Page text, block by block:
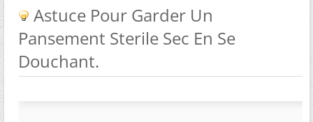
Astuce Pour Garder Un
Pansement Sterile Sec En Se
Douchant.